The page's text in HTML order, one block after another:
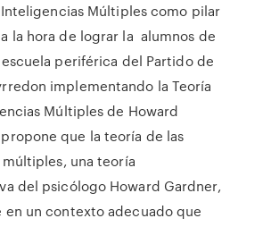
Múltiples como pilar
la hora de lograr la alumnos de
escuela periférica del Partido de
implementando la Teoría
Múltiples de Howard
que la teoría de las
una teoría
del psicólogo Howard Gardner,
en un contexto adecuado que